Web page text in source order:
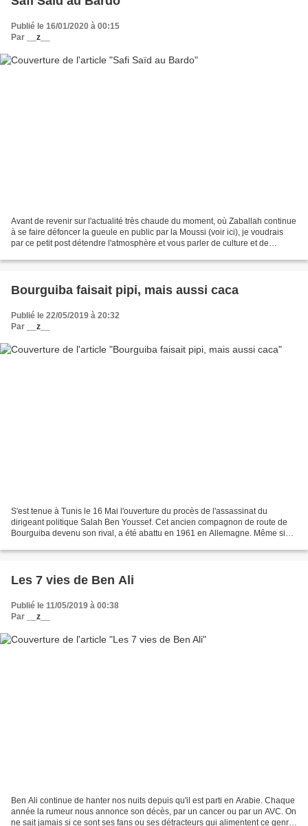
Publié le 16/01/2020 à 00:15
Par
__z__
Avant de revenir sur l'actualité très chaude du moment, où Zaballah continue
à se faire défoncer la gueule en public par la Moussi (voir ici), je voudrais
par ce petit post détendre l'atmosphère et vous parler de culture et de
Bourguiba faisait pipi, mais aussi caca
Publié le 22/05/2019 à 20:32
Par
__z__
S'est tenue à Tunis le 16 Mai l'ouverture du procès de l'assassinat du
dirigeant politique Salah Ben Youssef. Cet ancien compagnon de route de
Bourguiba devenu son rival, a été abattu en 1961 en Allemagne. Même si
Les 7 vies de Ben Ali
Publié le 11/05/2019 à 00:38
Par
__z__
Ben Ali continue de hanter nos nuits depuis qu'il est parti en Arabie. Chaque
année la rumeur nous annonce son décès, par un cancer ou par un AVC. On
ne sait jamais si ce sont ses fans ou ses détracteurs qui alimentent ce genre